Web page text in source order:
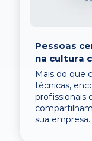
Pessoas
na cultura
Mais do que
técnicas,
profissionais
sua empresa.